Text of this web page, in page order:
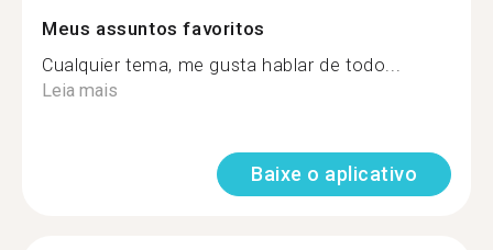
Meus assuntos favoritos
Cualquier tema, me gusta hablar de todo...
Leia mais
Baixe o aplicativo